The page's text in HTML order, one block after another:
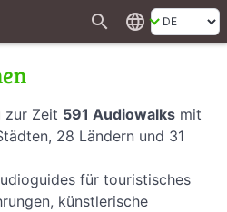
search language
zur Zeit 591 Audiowalks mit
28 Ländern und 31
für touristisches
künstlerische